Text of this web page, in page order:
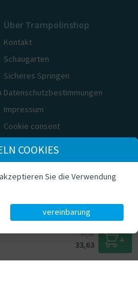
37,37
33,63
Über Trampolinshop
Kontakt
Schaugarten
Sicheres Springen
Datenschutzbestimmungen
Impressum
Cookie consent
2026
COOKIES
Sie die Verwendung
vereinbarung